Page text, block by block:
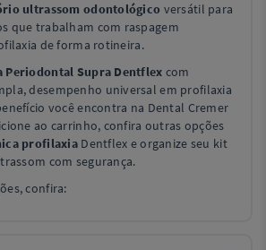
ultrassom odontológico versátil para
que trabalham com raspagem
de forma rotineira.
Periodontal Supra Dentflex com
desempenho universal em profilaxia
você encontra na Dental Cremer
ao carrinho, confira outras opções
profilaxiaDentflex e organize seu kit
com segurança.
confira: